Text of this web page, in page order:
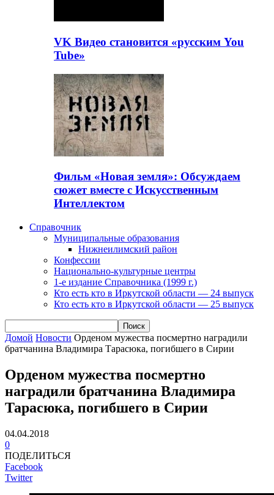
VK Видео становится «русским You
Tube»
Фильм «Новая земля»: Обсуждаем
сюжет вместе с Искусственным
Интеллектом
Справочник
Муниципальные образования
Нижнеилимский район
Конфессии
Национально-культурные центры
1-е издание Справочника (1999 г.)
Кто есть кто в Иркутской области — 24 выпуск
Кто есть кто в Иркутской области — 25 выпуск
Домой Новости Орденом мужества посмертно наградили
братчанина Владимира Тарасюка, погибшего в Сирии
Орденом мужества посмертно
наградили братчанина Владимира
Тарасюка, погибшего в Сирии
04.04.2018
0
ПОДЕЛИТЬСЯ
Facebook
Twitter